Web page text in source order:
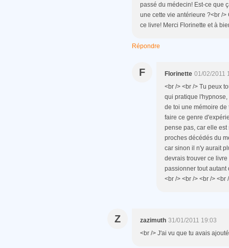
passé du médecin! Est-ce que
une cette vie antérieure ?<br /
ce livre! Merci Florinette et à
Répondre
F Florinette 01/02/2011
<br /> <br /> Tu peux
qui pratique
de toi une mémoire de
faire ce genre
pense pas, car elle
proches décédés du
car sinon il n'y aurait
devrais trouver ce
passionner tout autant
<br /> <br /> <br /> <br
Z zazimuth 31/01/2011 19:03
<br /> J'ai vu que tu avais